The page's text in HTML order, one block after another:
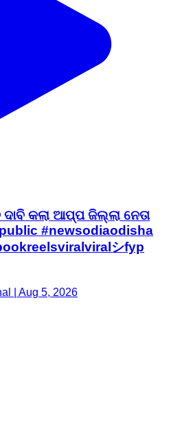
କଲା ଆପ୍ପ ଜିଲ୍ଲା ନେତା
#newsodiaodisha
シfyp
| Aug 5, 2026